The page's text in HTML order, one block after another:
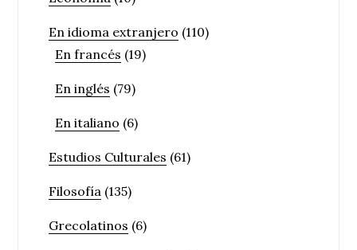
En idioma extranjero (110)
En francés (19)
En inglés (79)
En italiano (6)
Estudios Culturales (61)
Filosofía (135)
Grecolatinos (6)